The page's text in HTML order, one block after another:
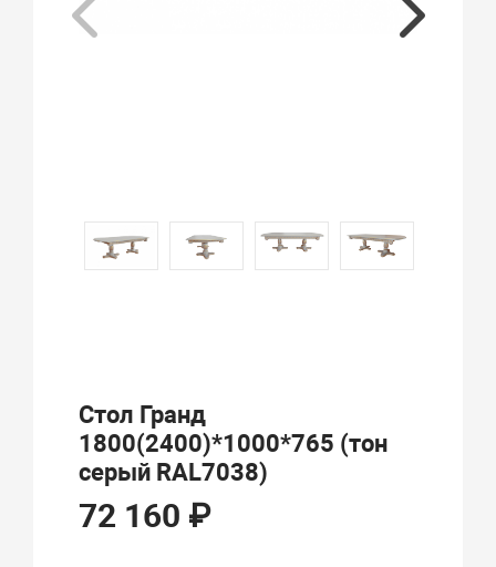
Стол Гранд
1800(2400)*1000*765 (тон
серый RAL7038)
72 160 ₽